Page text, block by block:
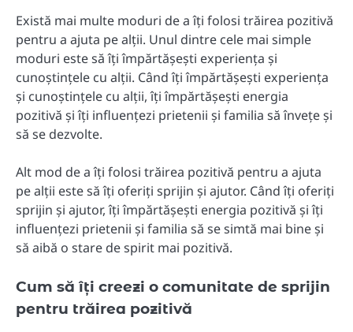
Există mai multe moduri de a îți folosi trăirea pozitivă
pentru a ajuta pe alții. Unul dintre cele mai simple
moduri este să îți împărtășești experiența și
cunoștințele cu alții. Când îți împărtășești experiența
și cunoștințele cu alții, îți împărtășești energia
pozitivă și îți influențezi prietenii și familia să învețe și
să se dezvolte.
Alt mod de a îți folosi trăirea pozitivă pentru a ajuta
pe alții este să îți oferiți sprijin și ajutor. Când îți oferiți
sprijin și ajutor, îți împărtășești energia pozitivă și îți
influențezi prietenii și familia să se simtă mai bine și
să aibă o stare de spirit mai pozitivă.
Cum să îți creezi o comunitate de sprijin
pentru trăirea pozitivă